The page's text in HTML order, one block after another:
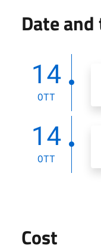
Date
14
OTT
14
OTT
Cost